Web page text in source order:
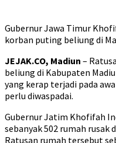
Gubernur Jawa Timur
korban puting beliung di
JEJAK.CO, Madiun –
beliung di Kabupaten
yang kerap terjadi pada
perlu diwaspadai.
Gubernur Jatim Khofifah
sebanyak 502 rumah
Ratusan rumah tersebut